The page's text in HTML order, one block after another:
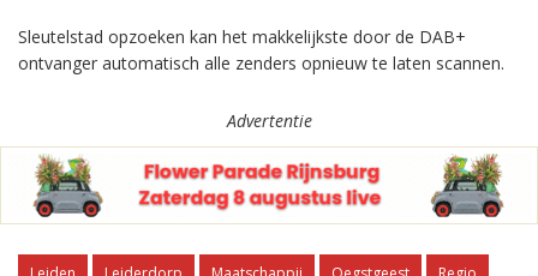
Sleutelstad opzoeken kan het makkelijkste door de DAB+
ontvanger automatisch alle zenders opnieuw te laten scannen.
Advertentie